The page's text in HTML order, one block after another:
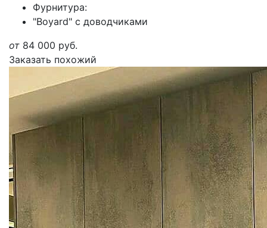
Фурнитура:
"Boyard" с доводчиками
от 84 000 руб.
Заказать похожий